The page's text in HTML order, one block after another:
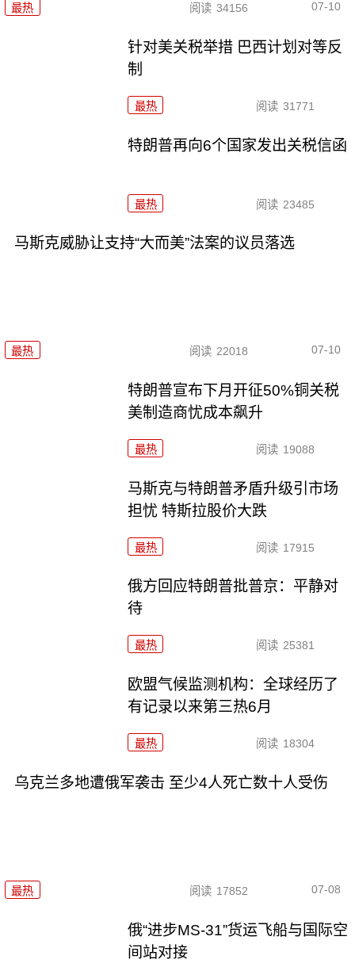
最热 阅读 34156 07-10
针对美关税举措 巴西计划对等反
制
最热 阅读 31771
特朗普再向6个国家发出关税信函
最热 阅读 23485
马斯克威胁让支持“大而美”法案的议员落选
最热 阅读 22018 07-10
特朗普宣布下月开征50%铜关税
美制造商忧成本飙升
最热 阅读 19088
马斯克与特朗普矛盾升级引市场
担忧 特斯拉股价大跌
最热 阅读 17915
俄方回应特朗普批普京：平静对
待
最热 阅读 25381
欧盟气候监测机构：全球经历了
有记录以来第三热6月
最热 阅读 18304
乌克兰多地遭俄军袭击 至少4人死亡数十人受伤
最热 阅读 17852 07-08
俄“进步MS-31”货运飞船与国际空
间站对接